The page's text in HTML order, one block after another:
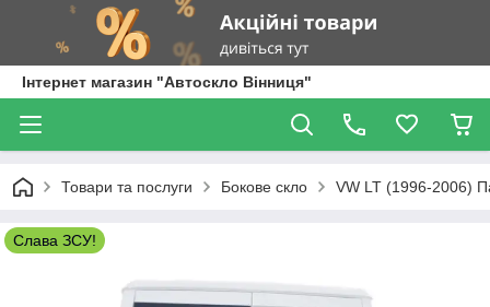
Інтернет магазин "Автоскло Вінниця"
Товари та послуги Бокове скло VW LT (1996-2006)
Слава ЗСУ!